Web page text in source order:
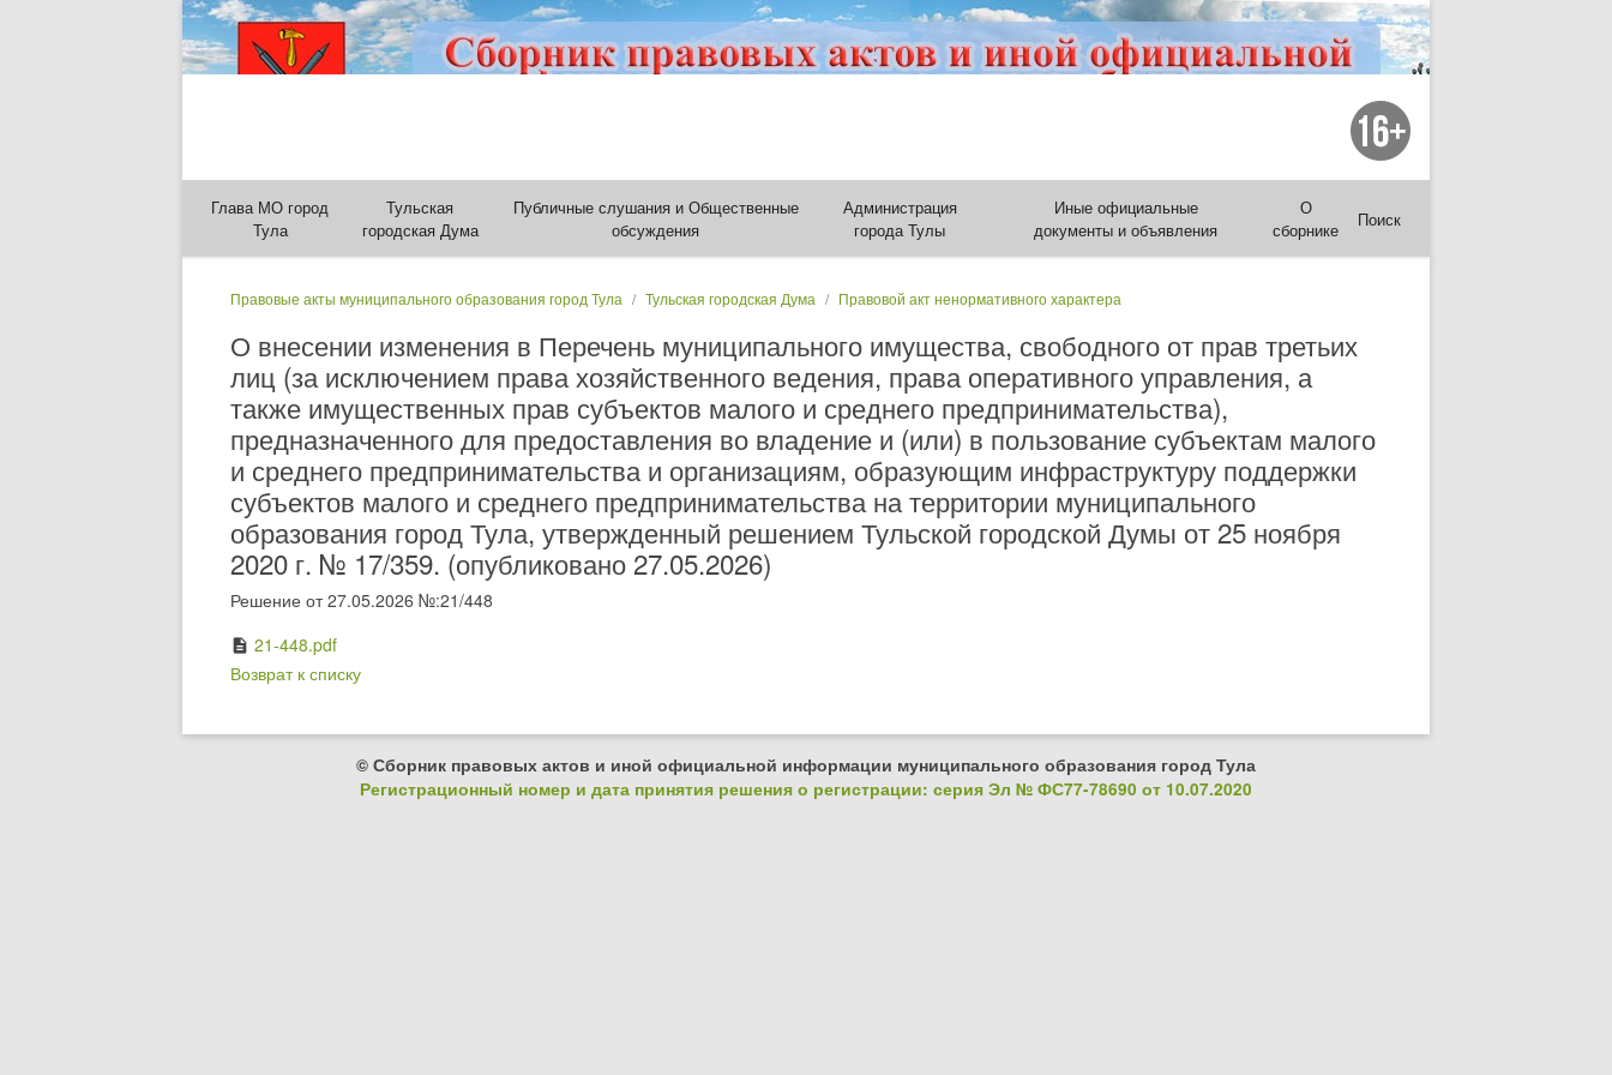
Глава МО город
Тула
Тульская
городская Дума
Публичные слушания и Общественные
обсуждения
Администрация
города Тулы
Иные официальные
документы и объявления
О
сборнике
Поиск
Правовые акты муниципального образования город Тула Тульская городская Дума Правовой акт ненормативного характера
О внесении изменения в Перечень муниципального имущества, свободного от прав третьих
лиц (за исключением права хозяйственного ведения, права оперативного управления, а
также имущественных прав субъектов малого и среднего предпринимательства),
предназначенного для предоставления во владение и (или) в пользование субъектам малого
и среднего предпринимательства и организациям, образующим инфраструктуру поддержки
субъектов малого и среднего предпринимательства на территории муниципального
образования город Тула, утвержденный решением Тульской городской Думы от 25 ноября
2020 г. № 17/359. (опубликовано 27.05.2026)
Решение от 27.05.2026 №:21/448
description 21-448.pdf
Возврат к списку
© Сборник правовых актов и иной официальной информации муниципального образования город Тула
Регистрационный номер и дата принятия решения о регистрации: серия Эл № ФС77-78690 от 10.07.2020